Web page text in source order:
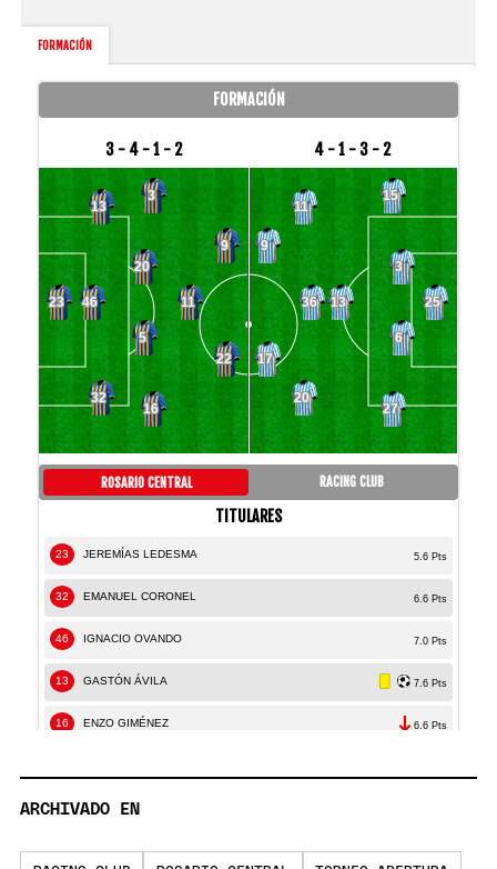
ARCHIVADO EN